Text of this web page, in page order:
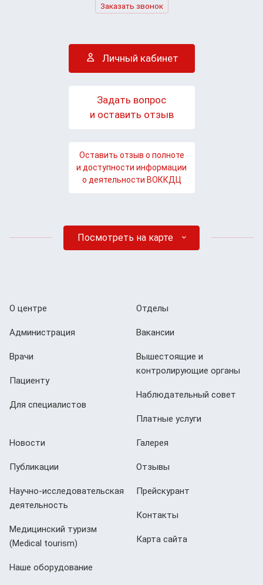
Заказать звонок
Личный кабинет
Задать вопрос
и оставить отзыв
Оставить отзыв о полноте
и доступности информации
о деятельности ВОККДЦ
Посмотреть на карте
О центре
Администрация
Врачи
Пациенту
Для специалистов
Отделы
Вакансии
Вышестоящие и
контролирующие органы
Наблюдательный совет
Платные услуги
Новости
Публикации
Научно-исследовательская
деятельность
Медицинский туризм
(Мedical tourism)
Наше оборудование
Галерея
Отзывы
Прейскурант
Контакты
Карта сайта